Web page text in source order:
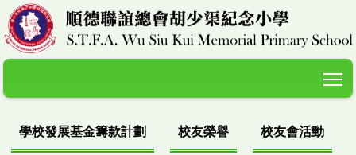
學校發展基金籌款計劃 校友榮譽 校友會活動